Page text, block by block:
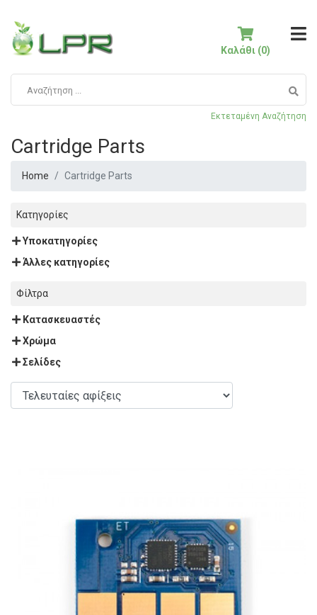
Εκτεταμένη Αναζήτηση
Καλάθι (0)
Cartridge Parts
Home Cartridge Parts
Κατηγορίες
Υποκατηγορίες
Άλλες κατηγορίες
Φίλτρα
Κατασκευαστές
Χρώμα
Σελίδες